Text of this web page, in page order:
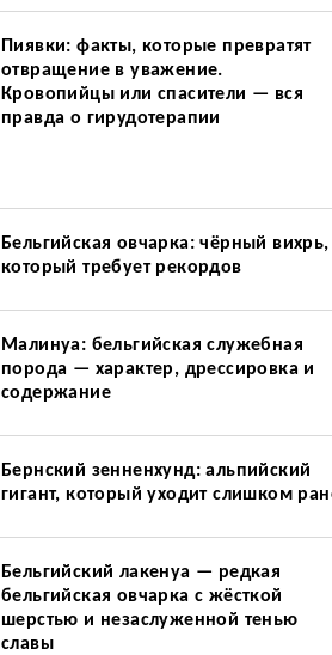
Пиявки: факты, которые превратят
отвращение в уважение.
Кровопийцы или спасители — вся
правда о гирудотерапии
Бельгийская овчарка: чёрный вихрь,
который требует рекордов
Малинуа: бельгийская служебная
порода — характер, дрессировка и
содержание
Бернский зенненхунд: альпийский
гигант, который уходит слишком
Бельгийский лакенуа — редкая
бельгийская овчарка с жёсткой
шерстью и незаслуженной тенью
славы